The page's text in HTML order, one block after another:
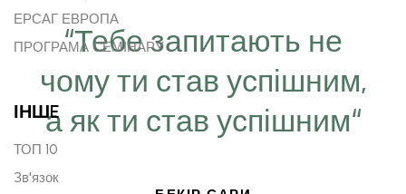
“Тебе запитають не
чому ти став успішним,
а як ти став успішним“
ЕРСАГ ЕВРОПА
ПРОГРАМА СЕМІНАРУ
ІНШE
ТОП 10
Зв'язок